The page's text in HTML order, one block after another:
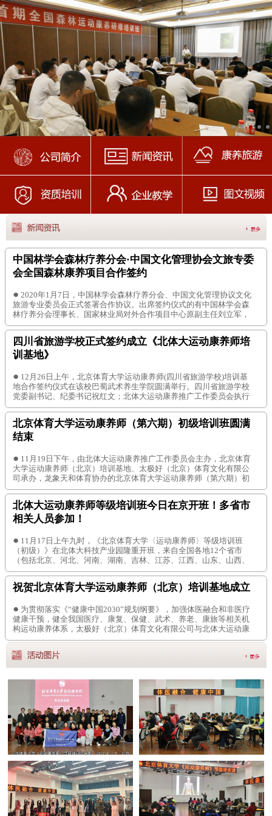
中国林学会森林疗养分会·中国文化管理协会文旅专委
会全国森林康养项目合作签约
● 2020年1月7日，中国林学会森林疗养分会、中国文化管理协议文化
旅游专业委员会正式签署合作协议。出席签约仪式的有中国林学会森
林疗养分会理事长、国家林业局对外合作项目中心原副主任刘立军，
中国林科院科信所副所长、国家林业局林产品贸易研究中心主任叶
兵，中国林学会森林疗养分会理事长助理李峰，中国林学会森林疗养
分会秘书孙海燕，中国文化管理协会文化旅游专业委员会会长陈浩，
中国文化管理协会文
四川省旅游学校正式签约成立《北体大运动康养师培
训基地》
● 12月26日上午，北京体育大学运动康养师(四川省旅游学校)培训基
地合作签约仪式在该校巴蜀武术养生学院圆满举行。四川省旅游学校
党委副书记、纪委书记祝红文；北体大运动康养推广工作委员会执行
主任、青岛龙象天和体育文化产业有限公司董事长刘加巍；巴蜀武术
养生学院院长、四川省武术文化研究会会长刘绥滨；巴蜀武术养生学
院副院长龙江；青城武术文化研究会杨漫副会长等领导参加了签约
北京体育大学运动康养师（第六期）初级培训班圆满
结束
● 11月19日下午，由北体大运动康养推广工作委员会主办，北京体育
大学运动康养师（北京）培训基地、太极好（北京）体育文化有限公
司承办，龙象天和体育协办的北京体育大学运动康养师（第六期）初
级培训举行结课仪式。 北京体育大学产业管理集团总经理、北体大运
动康养推广工作委员会主任张强强出席本期培训班结课仪式，并向来
自全国12个省市的医疗、康复、养老、康旅、太极拳、武术学校等机
构在内的医护、康
北体大运动康养师等级培训班今日在京开班！多省市
相关人员参加！
● 11月17日上午九时，《北京体育大学〈运动康养师〉等级培训班
（初级）》在北体大科技产业园隆重开班，来自全国各地12个省市
（包括北京、河北、河南、湖南、吉林、江苏、江西、山东、山西、
四川、西藏、云南等）的医疗、康复、太极拳、养老、康旅机构的学
员们齐聚一堂。北体大北体科技中心刘晓威主任、北体大武术学院办
公室主任张盈迎、北体大体育养生教研室杨玉冰教授、北体大运动康
祝贺北京体育大学运动康养师（北京）培训基地成立
● 为贯彻落实《“健康中国2030”规划纲要》，加强体医融合和非医疗
健康干预，健全我国医疗、康复、保健、武术、养老、康旅等相关机
构运动康养体系，太极好（北京）体育文化有限公司与北体大运动康
养推广工作委员会、龙象天和体育通力合作，《北京体育大学运动康
养师（北京）培训基地》昨日在京成立。(基地编号:BJ7213) 揭牌仪式
现场 从左至右嘉宾：崔仲三、刘加巍、张欣、胡晓